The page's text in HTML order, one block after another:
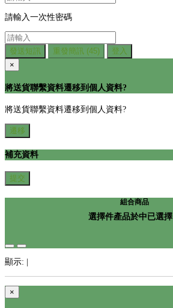
請輸入一次性密碼
發送短訊 重發簡訊 (45)
登入
×
將送貨聯繫資料遷移到個人資料?
將送貨聯繫資料遷移到個人資料?
遷移
補充資料
提交
組合商品
選擇件產品於中已選擇
顯示:
×